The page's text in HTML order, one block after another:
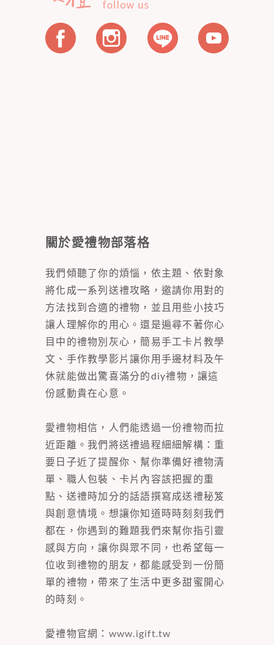
關於愛禮物部落格
我們傾聽了你的煩惱，依主題、依對象
將化成一系列送禮攻略，邀請你用對的
方法找到合適的禮物，並且用些小技巧
讓人理解你的用心。還是遍尋不著你心
目中的禮物別灰心，簡易手工卡片教學
文、手作教學影片讓你用手邊材料及午
休就能做出驚喜滿分的diy禮物，讓這
份感動貴在心意。
愛禮物相信，人們能透過一份禮物而拉
近距離。我們將送禮過程細細解構：重
要日子近了提醒你、幫你準備好禮物清
單、職人包裝、卡片內容該把握的重
點、送禮時加分的話語撰寫成送禮秘笈
與創意情境。想讓你知道時時刻刻我們
都在，你遇到的難題我們來幫你指引靈
感與方向，讓你與眾不同，也希望每一
位收到禮物的朋友，都能感受到一份簡
單的禮物，帶來了生活中更多甜蜜開心
的時刻。
愛禮物官網： www.igift.tw